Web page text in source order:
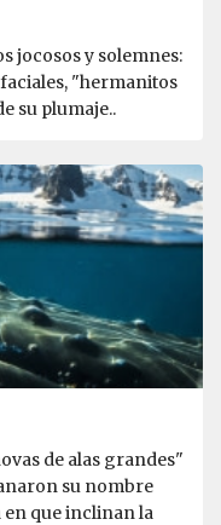
jocosos y solemnes:
"hermanitos
su plumaje..
de alas grandes"
su nombre
que inclinan la